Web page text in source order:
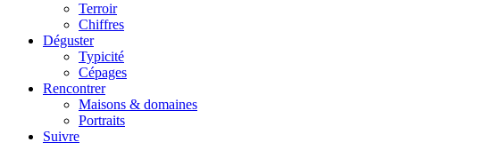
Terroir
Chiffres
Déguster
Typicité
Cépages
Rencontrer
Maisons & domaines
Portraits
Suivre